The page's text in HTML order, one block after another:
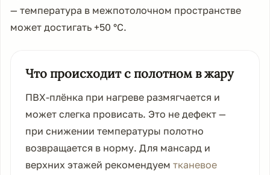
— температура в межпотолочном пространстве
может достигать +50 °C.
Что происходит с полотном в жару
ПВХ-плёнка при нагреве размягчается и
может слегка провисать. Это не дефект —
при снижении температуры полотно
возвращается в норму. Для мансард и
верхних этажей рекомендуем тканевое